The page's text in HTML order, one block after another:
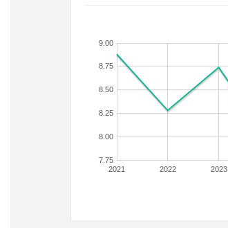
2021 2022 2023
7.75
8.00
8.25
8.50
8.75
9.00